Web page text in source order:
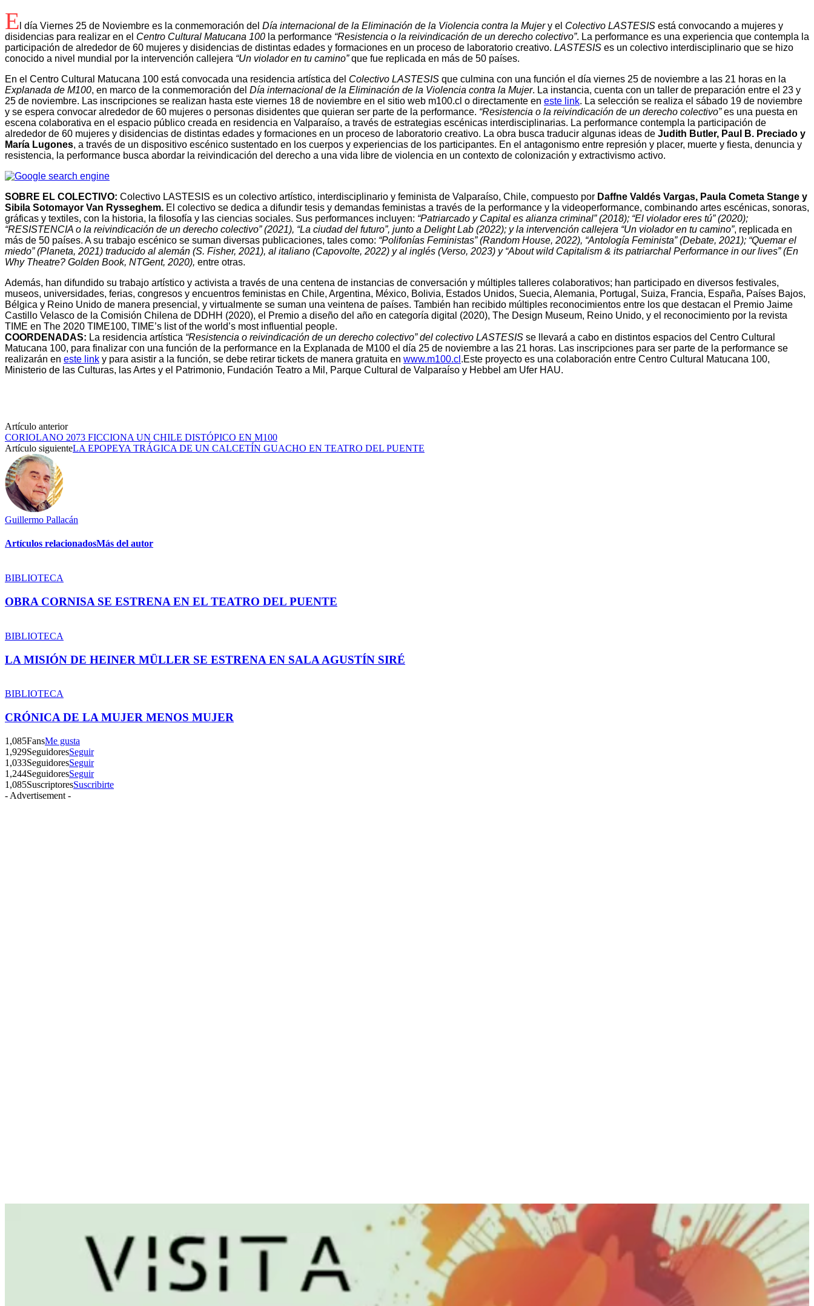
E l día Viernes 25 de Noviembre es la conmemoración del Día internacional de la Eliminación de la Violencia contra la Mujery el Colectivo LASTESIS está convocando a mujeres y
disidencias para realizar en el Centro Cultural Matucana 100 la performance “Resistencia o la reivindicación de un derecho colectivo”. La performance es una experiencia que contempla la
participación de alrededor de 60 mujeres y disidencias de distintas edades y formaciones en un proceso de laboratorio creativo. LASTESIS es un colectivo interdisciplinario que se hizo
conocido a nivel mundial por la intervención callejera “Un violador en tu camino”que fue replicada en más de 50 países.
En el Centro Cultural Matucana 100 está convocada una residencia artística del Colectivo LASTESIS que culmina con una función el día viernes 25 de noviembre a las 21 horas en la
Explanada de M100, en marco de la conmemoración del Día internacional de la Eliminación de la Violencia contra la Mujer. La instancia, cuenta con un taller de preparación entre el 23 y
25 de noviembre. Las inscripciones se realizan hasta este viernes 18 de noviembre en el sitio web m100.cl o directamente en este link. La selección se realiza el sábado 19 de noviembre
y se espera convocar alrededor de 60 mujeres o personas disidentes que quieran ser parte de la performance. “Resistencia o la reivindicación de un derecho colectivo”es una puesta en
escena colaborativa en el espacio público creada en residencia en Valparaíso, a través de estrategias escénicas interdisciplinarias. La performance contempla la participación de
alrededor de 60 mujeres y disidencias de distintas edades y formaciones en un proceso de laboratorio creativo. La obra busca traducir algunas ideas de Judith Butler, Paul B. Preciado y
María Lugones, a través de un dispositivo escénico sustentado en los cuerpos y experiencias de los participantes. En el antagonismo entre represión y placer, muerte y fiesta, denuncia y
resistencia, la performance busca abordar la reivindicación del derecho a una vida libre de violencia en un contexto de colonización y extractivismo activo.
SOBRE EL COLECTIVO: Colectivo LASTESIS es un colectivo artístico, interdisciplinario y feminista de Valparaíso, Chile, compuesto por Daffne Valdés Vargas, Paula Cometa Stange y
Sibila Sotomayor Van Rysseghem. El colectivo se dedica a difundir tesis y demandas feministas a través de la performance y la videoperformance, combinando artes escénicas, sonoras,
gráficas y textiles, con la historia, la filosofía y las ciencias sociales. Sus performances incluyen: “Patriarcado y Capital es alianza criminal” (2018); “El violador eres tú” (2020);
“RESISTENCIA o la reivindicación de un derecho colectivo” (2021), “La ciudad del futuro”, junto a Delight Lab (2022); y la intervención callejera “Un violador en tu camino”, replicada en
más de 50 países. A su trabajo escénico se suman diversas publicaciones, tales como: “Polifonías Feministas” (Random House, 2022), “Antología Feminista” (Debate, 2021); “Quemar el
miedo” (Planeta, 2021) traducido al alemán (S. Fisher, 2021), al italiano (Capovolte, 2022) y al inglés (Verso, 2023) y “About wild Capitalism & its patriarchal Performance in our lives” (En
Why Theatre? Golden Book, NTGent, 2020), entre otras.
Además, han difundido su trabajo artístico y activista a través de una centena de instancias de conversación y múltiples talleres colaborativos; han participado en diversos festivales,
museos, universidades, ferias, congresos y encuentros feministas en Chile, Argentina, México, Bolivia, Estados Unidos, Suecia, Alemania, Portugal, Suiza, Francia, España, Países Bajos,
Bélgica y Reino Unido de manera presencial, y virtualmente se suman una veintena de países. También han recibido múltiples reconocimientos entre los que destacan el Premio Jaime
Castillo Velasco de la Comisión Chilena de DDHH (2020), el Premio a diseño del año en categoría digital (2020), The Design Museum, Reino Unido, y el reconocimiento por la revista
TIME en The 2020 TIME100, TIME’s list of the world’s most influential people.
COORDENADAS: La residencia artística “Resistencia o reivindicación de un derecho colectivo” del colectivo LASTESIS se llevará a cabo en distintos espacios del Centro Cultural
Matucana 100, para finalizar con una función de la performance en la Explanada de M100 el día 25 de noviembre a las 21 horas. Las inscripciones para ser parte de la performance se
realizarán en este link y para asistir a la función, se debe retirar tickets de manera gratuita en www.m100.cl .Este proyecto es una colaboración entre Centro Cultural Matucana 100,
Ministerio de las Culturas, las Artes y el Patrimonio, Fundación Teatro a Mil, Parque Cultural de Valparaíso y Hebbel am Ufer HAU.
Artículo anterior
CORIOLANO 2073 FICCIONA UN CHILE DISTÓPICO EN M100
Artículo siguienteLA EPOPEYA TRÁGICA DE UN CALCETÍN GUACHO EN TEATRO DEL PUENTE
Guillermo Pallacán
Artículos relacionadosMás del autor
BIBLIOTECA
OBRA CORNISA SE ESTRENA EN EL TEATRO DEL PUENTE
BIBLIOTECA
LA MISIÓN DE HEINER MÜLLER SE ESTRENA EN SALA AGUSTÍN SIRÉ
BIBLIOTECA
CRÓNICA DE LA MUJER MENOS MUJER
1,085FansMe gusta
1,929SeguidoresSeguir
1,033SeguidoresSeguir
1,244SeguidoresSeguir
1,085SuscriptoresSuscribirte
- Advertisement -